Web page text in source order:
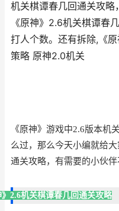
机关棋谭春几回通关攻略
《原神》2.6机关棋谭春
打人个数。还有拆除,《
策略 原神2.0机关
《原神》游戏中2.6版本机
么过，那么今天小编就给
通关攻略，有需要的小伙伴
2.6机关棋谭春几回通关攻略